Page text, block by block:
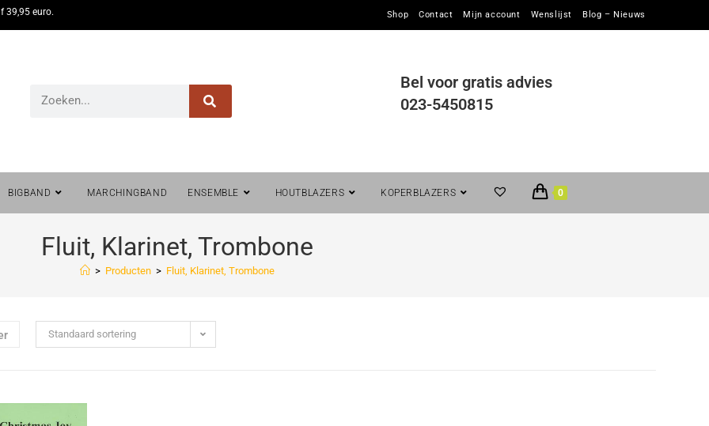
39,95 euro. Shop Contact Mijn account Wenslijst Blog – Nieuws
Bel voor gratis advies
023-5450815
BIGBAND MARCHINGBAND ENSEMBLE HOUTBLAZERS KOPERBLAZERS 0
Fluit, Klarinet, Trombone
> Producten > Fluit, Klarinet, Trombone
Standaard sortering